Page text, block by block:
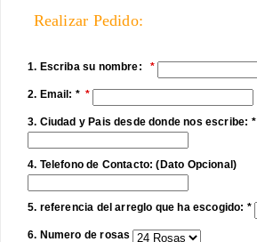
Realizar Pedido:
1. Escriba su nombre:
2. Email: *
3. Ciudad y Pais desde donde nos escribe: *
4. Telefono de Contacto: (Dato Opcional)
5. referencia del arreglo que ha escogido: *
6. Numero de rosas